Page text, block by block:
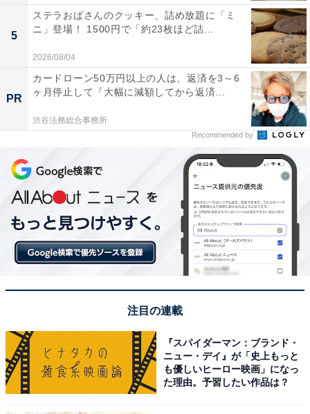
5
ステラおばさんのクッキー、詰め放題に「ミ
ニ」登場！ 1500円で「約23枚ほど詰...
2026/08/04
PR
カードローン50万円以上の人は、返済を3～6
ヶ月停止して『大幅に減額してから返済...
渋谷法務総合事務所
Recommended by
注目の連載
『スパイダーマン：ブランド・
ニュー・デイ』が「史上もっと
も優しいヒーロー映画」になっ
た理由。予習したい作品は？